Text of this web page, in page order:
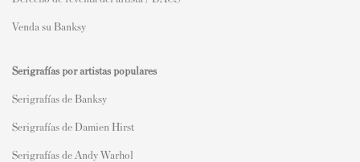
Venda su Banksy
Serigrafías por artistas populares
Serigrafías de Banksy
Serigrafías de Damien Hirst
Serigrafías de Andy Warhol